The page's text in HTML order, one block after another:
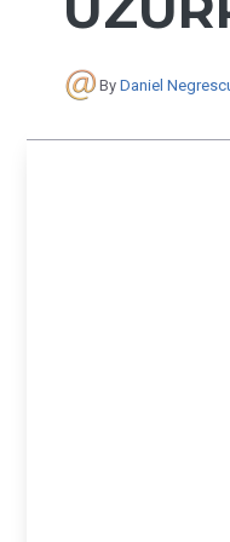
By Daniel